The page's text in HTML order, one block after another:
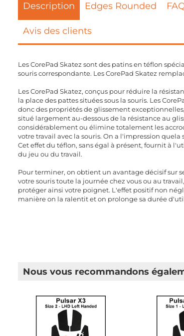
Description Edges Rounded
Avis des clients
Les CorePad Skatez sont des patins en téflon
souris correspondante. Les CorePad Skatez
Les CorePad Skatez, conçus pour réduire la
la place des pattes situées sous la souris. Les
donc des propriétés de glissement
situé largement au-dessous de la résistance au
considérablement ou élimine totalement les
votre travail avec la souris. On a l'impression quela
Cet effet du téflon, sans égal à présent, fournit à
du jeu ou du travail.
Pour terminer, on obtient un avantage décisif sur
votre souris toute la journée chez vous ou au
protéger ainsi votre poignet. L'effet positif non
manière on la ralentit et on prolonge sa durée
Nous vous recommandons